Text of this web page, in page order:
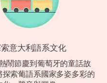
意大利語系文化
鬧節慶到葡萄牙的童話故
索葡語系國家多姿多彩的